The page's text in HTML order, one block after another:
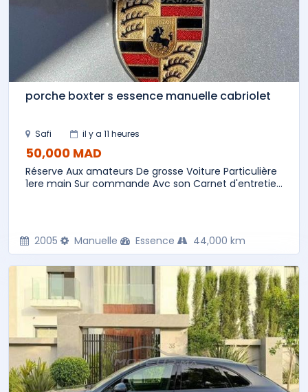
porche boxter s essence manuelle cabriolet
Safi il y a 11 heures
50,000 MAD
Réserve Aux amateurs De grosse Voiture Particulière
1ere main Sur commande Avc son Carnet d'entretie...
2005 Manuelle Essence 44,000 km